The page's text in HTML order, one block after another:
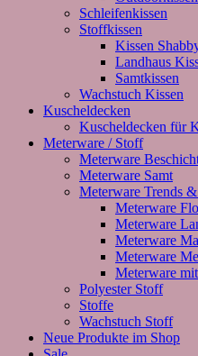
Schleifenkissen
Stoffkissen
Kissen
Landhaus
Samtkissen
Wachstuch Kissen
Kuscheldecken
Kuscheldecken für
Meterware / Stoff
Meterware
Meterware Samt
Meterware Trends
Meterware
Meterware
Meterware
Meterware
Meterware
Polyester Stoff
Stoffe
Wachstuch Stoff
Neue Produkte im Shop